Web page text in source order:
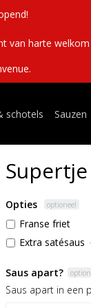
van harte
schotels Sauzen
Opties optioneel
Franse friet
Extra satésaus
Saus apart?
Saus apart in een